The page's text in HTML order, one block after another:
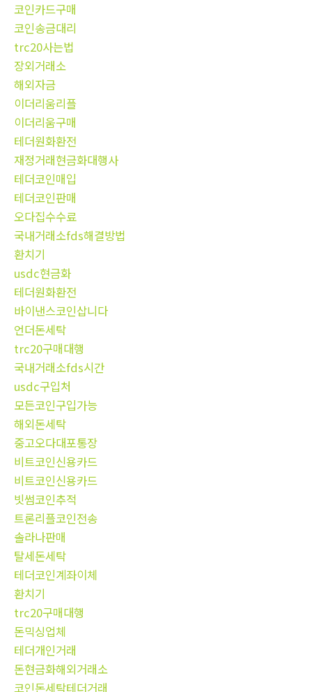
코인카드구매
코인송금대리
trc20사는법
장외거래소
해외자금
이더리움리플
이더리움구매
테더원화환전
재정거래현금화대행사
테더코인매입
테더코인판매
오다집수수료
국내거래소fds해결방법
환치기
usdc현금화
테더원화환전
바이낸스코인삽니다
언더돈세탁
trc20구매대행
국내거래소fds시간
usdc구입처
모든코인구입가능
해외돈세탁
중고오다대포통장
비트코인신용카드
비트코인신용카드
빗썸코인추적
트론리플코인전송
솔라나판매
탈세돈세탁
테더코인계좌이체
환치기
trc20구매대행
돈믹싱업체
테더개인거래
돈현금화해외거래소
코인돈세탁테더거래